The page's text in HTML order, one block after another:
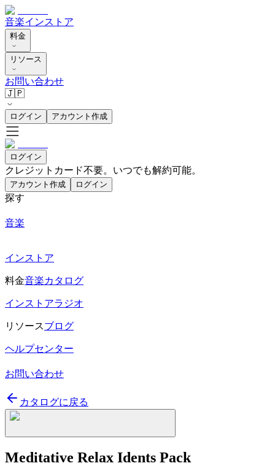
音楽インストア
料金
リソース
お問い合わせ
🇯🇵
ログイン アカウント作成
ログイン
クレジットカード不要。いつでも解約可能。
アカウント作成 ログイン
探す
音楽
インストア
料金音楽カタログ
インストアラジオ
リソースブログ
ヘルプセンター
お問い合わせ
カタログに戻る
Meditative Relax Idents Pack